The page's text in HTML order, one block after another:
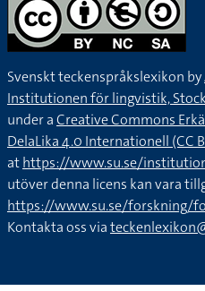
Svenskt teckenspråkslexikon by
Institutionen för lingvistik,
under aCreative Commons
DelaLika 4.0 Internationell (CC
athttps://www.su.se/
utöver denna licens kan vara
https://www.su.se/forskning/
Kontakta oss via